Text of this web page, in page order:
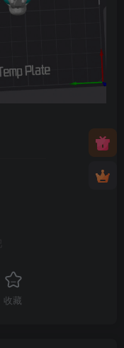
收藏